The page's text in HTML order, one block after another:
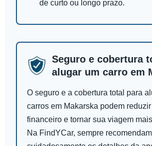
de curto ou longo prazo.
Seguro e cobertura
alugar um carro em
O seguro e a cobertura total para
carros em Makarska podem
financeiro e tornar sua viagem
Na FindYCar, sempre